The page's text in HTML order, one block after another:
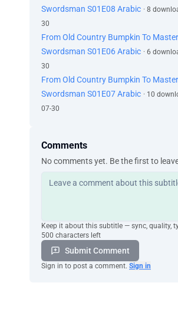
نخلد إلى النوم، ‫سأبدّل الملاءات.
لا تنسي طيّ زيك، اتفقنا؟
محطة جانبية في طريقي قبل قليل،
جئت لمناقشة أمر معك.
يا معلّم.
سأجعل "فيس" تدرّس في معهد
دورة سحر السيف ‫التي استُحدثت هذا
Swordsman S01E08 Arabic · 8
30
From Old Country Bumpkin To Master
Swordsman S01E06 Arabic · 6
30
From Old Country Bumpkin To Master
Swordsman S01E07 Arabic · 10
07-30
Comments
No comments yet. Be the first to
Keep it about this subtitle — sync, quality,
500 characters left
Submit Comment
Sign in to post a comment. Sign in